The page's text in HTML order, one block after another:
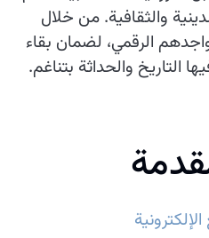
والثقافية. من خلال
الرقمي، لضمان بقاء
التاريخ والحداثة بتناغم.